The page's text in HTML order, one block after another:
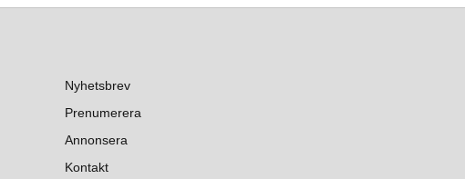
Nyhetsbrev
Prenumerera
Annonsera
Kontakt